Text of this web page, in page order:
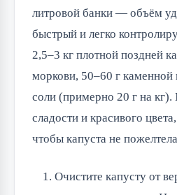
литровой банки — объём
быстрый и легко
2,5–3 кг плотной поздней
моркови, 50–60 г
соли (примерно 20 г на кг).
сладости и красивого
чтобы капуста не
Очистите капусту от